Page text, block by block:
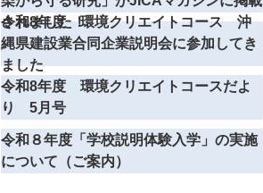
されました！
令和8年度 環境クリエイトコース 沖
縄県建設業合同企業説明会に参加してき
ました
令和8年度 環境クリエイトコースだよ
り 5月号
令和８年度「学校説明体験入学」の実施
について（ご案内）